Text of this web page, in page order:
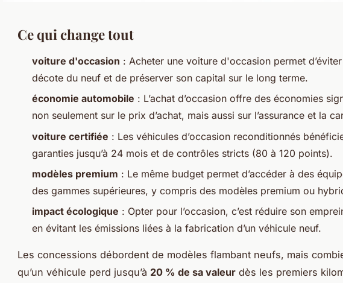
Ce qui change tout
voiture d'occasion : Acheter une voiture d'occasion permet
décote du neuf et de préserver son capital sur le long terme.
économie automobile : L’achat d’occasion offre des économies
non seulement sur le prix d’achat, mais aussi sur l’assurance et la
voiture certifiée : Les véhicules d’occasion reconditionnés
garanties jusqu’à 24 mois et de contrôles stricts (80 à 120 points).
modèles premium : Le même budget permet d’accéder à des
des gammes supérieures, y compris des modèles premium ou
impact écologique : Opter pour l’occasion, c’est réduire son
en évitant les émissions liées à la fabrication d’un véhicule neuf.
Les concessions débordent de modèles flambant neufs, mais
qu’un véhicule perd jusqu’à 20 % de sa valeur dès les premiers